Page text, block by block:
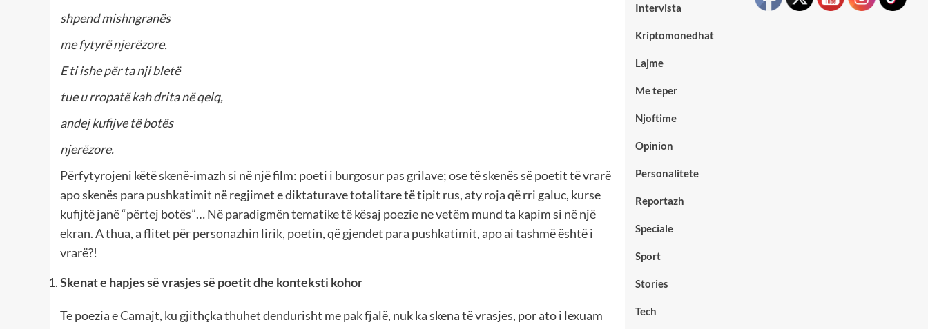
shpend mishngranës
me fytyrë njerëzore.
E ti ishe për ta nji bletë
tue u rropatë kah drita në qelq,
andej kufijve të botës
njerëzore.
Përfytyrojeni këtë skenë-imazh si në një film: poeti i burgosur pas grilave; ose të skenës së poetit të vrarë
apo skenës para pushkatimit në regjimet e diktaturave totalitare të tipit rus, aty roja që rri galuc, kurse
kufijtë janë “përtej botës”… Në paradigmën tematike të kësaj poezie ne vetëm mund ta kapim si në një
ekran. A thua, a flitet për personazhin lirik, poetin, që gjendet para pushkatimit, apo ai tashmë është i
vrarë?!
Skenat e hapjes së vrasjes së poetit dhe konteksti kohor
Te poezia e Camajt, ku gjithçka thuhet dendurisht me pak fjalë, nuk ka skena të vrasjes, por ato i lexuam
Intervista
Kriptomonedhat
Lajme
Me teper
Njoftime
Opinion
Personalitete
Reportazh
Speciale
Sport
Stories
Tech